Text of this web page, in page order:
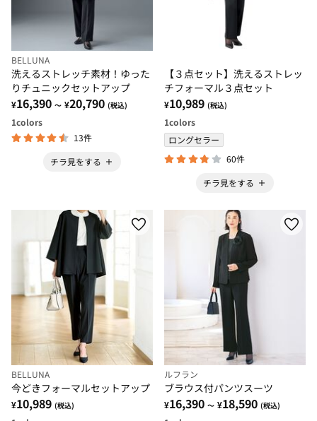
BELLUNA
洗えるストレッチ素材！ゆった
りチュニックセットアップ
¥16,390 ～ ¥20,790 (税込)
1colors
13件
チラ見をする
【３点セット】洗えるストレッ
チフォーマル３点セット
¥10,989 (税込)
1colors
ロングセラー
60件
チラ見をする
BELLUNA
今どきフォーマルセットアップ
¥10,989 (税込)
ルフラン
ブラウス付パンツスーツ
¥16,390 ～ ¥18,590 (税込)